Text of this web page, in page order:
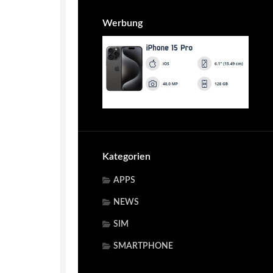
Werbung
Kategorien
APPS
NEWS
SIM
SMARTPHONE